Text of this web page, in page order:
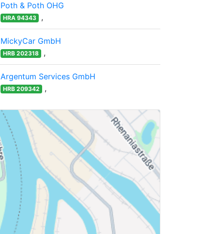
Poth & Poth OHG
HRA 94343 ,
MickyCar GmbH
HRB 202318 ,
Argentum Services GmbH
HRB 209342 ,